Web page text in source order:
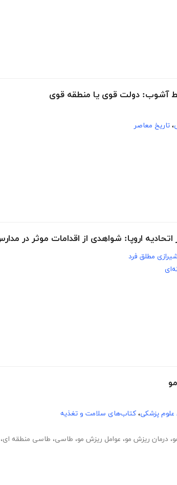
آشوب: دولت قوی یا منطقه قوی
، تاریخ معاصر
اروپا: شواهدی از اقدامات موثر در
مطلق فرد
پزشکی، کتاب‌های سلامت و تغذیه
، درمان ریزش مو، عوامل ریزش مو، طاسی، طاسی منطقه ای،